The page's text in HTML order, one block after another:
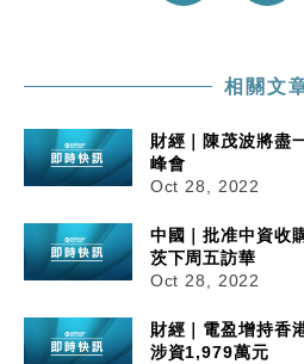
相關文
財經｜陳茂波將盡
峰會
Oct 28, 2022
中國｜批准中資收
茨下周五訪華
Oct 28, 2022
財經｜電盈增持香
涉資1,979萬元